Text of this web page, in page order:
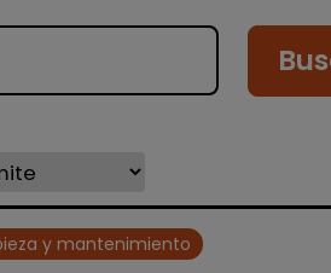
y mantenimiento